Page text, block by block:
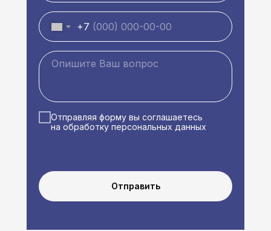
+7
Отправляя форму вы соглашаетесь
на обработку персональных данных
Отправить